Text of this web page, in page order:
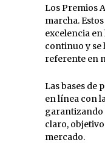
Los Premios
marcha.
excelencia
continuo y se
referente en
Las bases de
en línea con
garantizando
claro,
mercado.